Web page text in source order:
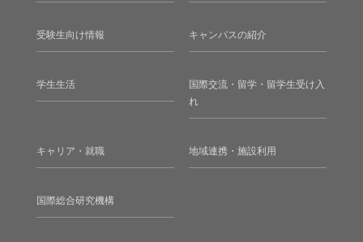
受験生向け情報 キャンパスの紹介
学生生活
国際交流・留学・留学生受け入
れ
キャリア・就職 地域連携・施設利用
国際総合研究機構